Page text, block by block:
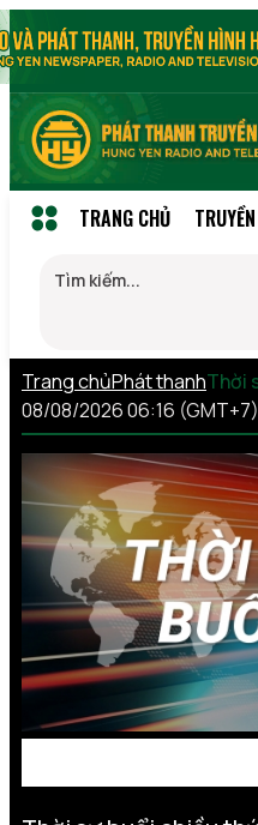
TRANG CHỦ
Trang chủPhát thanhThời
08/08/2026 06:16 (GMT+7)